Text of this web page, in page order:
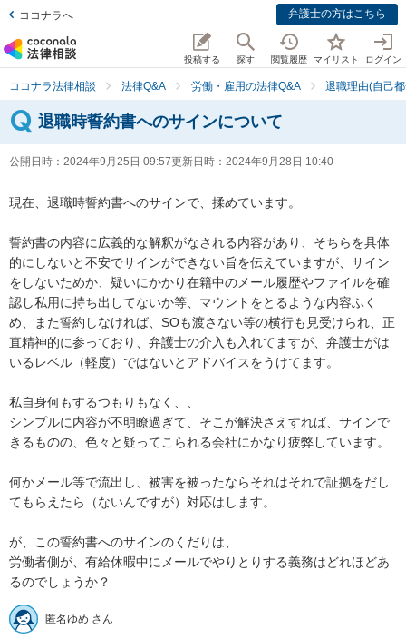
ココナラへ 弁護士の方はこちら
投稿する 探す 閲覧履歴 マイリスト ログイン
ココナラ法律相談 法律Q&A 労働・雇用の法律Q&A 退職理由(自己
退職時誓約書へのサインについて
公開日時： 2024年9月25日 09:57更新日時： 2024年9月28日 10:40
現在、退職時誓約書へのサインで、揉めています。
誓約書の内容に広義的な解釈がなされる内容があり、そちらを具体
的にしないと不安でサインができない旨を伝えていますが、サイン
をしないためか、疑いにかかり在籍中のメール履歴やファイルを確
認し私用に持ち出してないか等、マウントをとるような内容ふく
め、また誓約しなければ、SOも渡さない等の横行も見受けられ、正
直精神的に参っており、弁護士の介入も入れてますが、弁護士がは
いるレベル（軽度）ではないとアドバイスをうけてます。
私自身何もするつもりもなく、、
シンプルに内容が不明瞭過ぎて、そこが解決さえすれば、サインで
きるものの、色々と疑ってこられる会社にかなり疲弊しています。
何かメール等で流出し、被害を被ったならそれはそれで証拠をだし
てもらえたら（ないんですが）対応はします。
が、この誓約書へのサインのくだりは、
労働者側が、有給休暇中にメールでやりとりする義務はどれほどあ
るのでしょうか？
匿名ゆめ さん